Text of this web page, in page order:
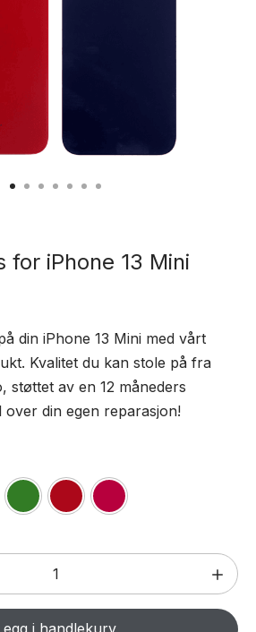
for iPhone 13 Mini
din iPhone 13 Mini med vårt
Kvalitet du kan stole på fra
støttet av en 12 måneders
din egen reparasjon!
i handlekurv